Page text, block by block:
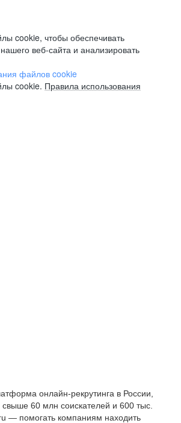
cookie, чтобы обеспечивать
веб-сайта и анализировать
файлов cookie
cookie. Правила использования
онлайн-рекрутинга в России,
свыше 60 млн соискателей и 600 тыс.
— помогать компаниям находить